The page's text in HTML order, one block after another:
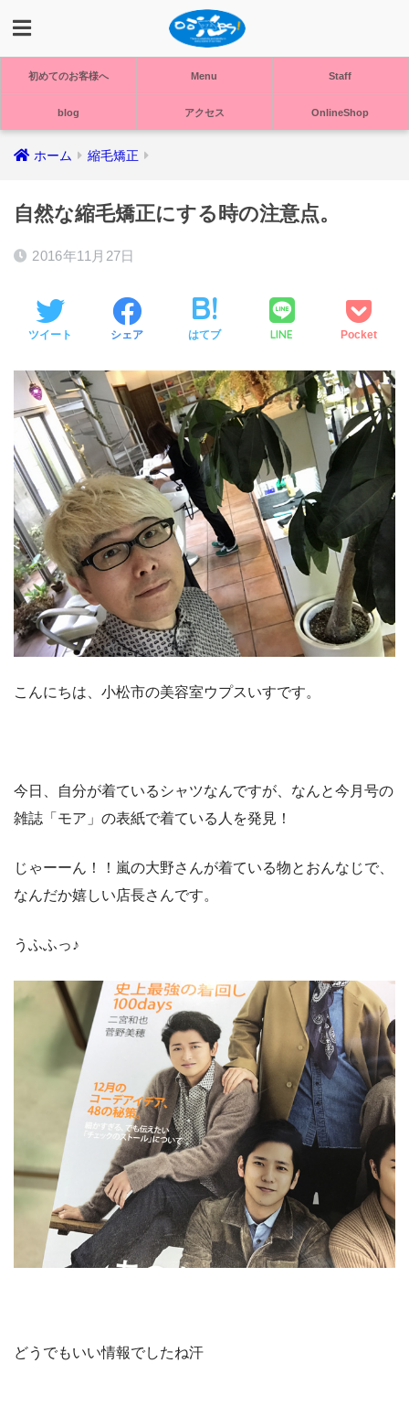
初めてのお客様へ Menu Staff
blog アクセス OnlineShop
ホーム 縮毛矯正
自然な縮毛矯正にする時の注意点。
2016年11月27日
ツイート シェア はてブ LINE Pocket
こんにちは、小松市の美容室ウプスいすです。
今日、自分が着ているシャツなんですが、なんと今月号の
雑誌「モア」の表紙で着ている人を発見！
じゃーーん！！嵐の大野さんが着ている物とおんなじで、
なんだか嬉しい店長さんです。
うふふっ♪
どうでもいい情報でしたね汗